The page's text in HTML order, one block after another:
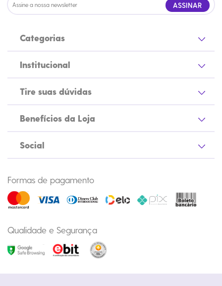
ASSINAR
Categorias
Institucional
Tire suas dúvidas
Benefícios da Loja
Social
Formas de pagamento
Qualidade e Segurança